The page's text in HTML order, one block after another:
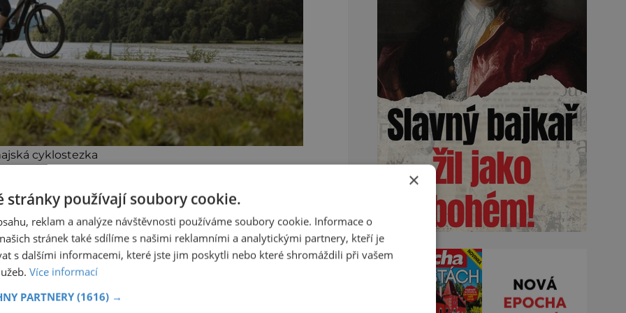
cyklostezka
za „matku všech cyklostezek“, a
„Kde dětské sny rostou až do nebe“
na festivalu OÖ Sommerfrische
tematických světů.
×
stránky používají soubory cookie.
reklam a analýze návštěvnosti používáme soubory cookie. Informace o
stránek také sdílíme s našimi reklamními a analytickými partnery, kteří je
s dalšími informacemi, které jste jim poskytli nebo které shromáždili při vašem
Více informací
PARTNERY (1616) →